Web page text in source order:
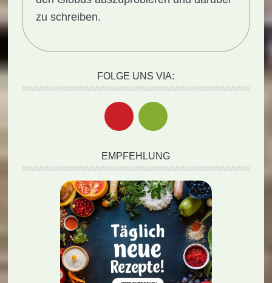
zu schreiben.
FOLGE UNS VIA:
EMPFEHLUNG